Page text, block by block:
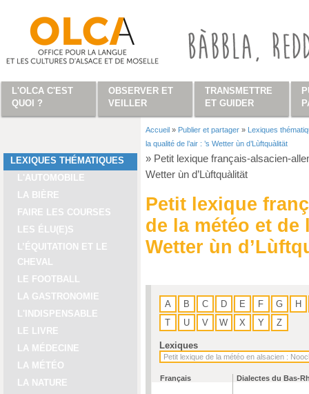
LEXIQUES THÉMATIQUES
L'AUTOMOBILE
LA BIÈRE
FAIRE LES COURSES
LES ÉLU(E)S
L’ÉQUITATION ET LE
CHEVAL
LE FOOTBALL
LA GASTRONOMIE
L'INDISPENSABLE
LE LIVRE
LA MÉDECINE
LA MÉTÉO
LA NATURE
Vous êtes ici
Accueil » Publier et partager » Lexiques
la qualité de l’air : ’s Wetter ùn d’Lùftquàlität
» Petit lexique français-alsacien-
Wetter ùn d’Lùftquàlität
Petit lexique
de la météo et de
Wetter ùn
A B C D E F G
H
T
U V W X Y Z
Lexiques
Français Dialectes du Bas-
L'OLCA C'EST
QUOI ?
OBSERVER ET
VEILLER
TRANSMETTRE
ET GUIDER